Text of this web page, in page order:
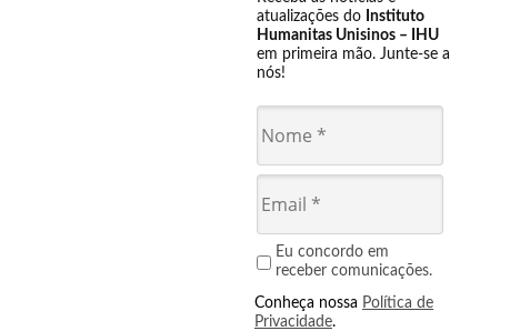
atualizações do Instituto
Humanitas Unisinos – IHU
em primeira mão. Junte-se a
nós!
Eu concordo em
receber comunicações.
Conheça nossa Política de
Privacidade.